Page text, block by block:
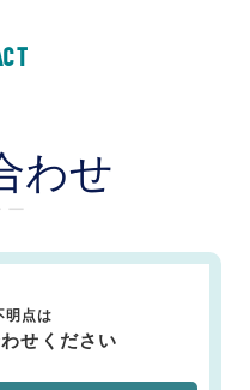
わせ
ー
明点は
せください